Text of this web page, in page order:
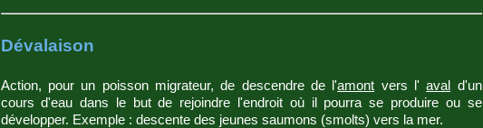
Dévalaison
Action, pour un poisson migrateur, de descendre de l'amont vers l'aval
d'un
cours d'eau dans le but de rejoindre l'endroit où il pourra se produire ou se
développer. Exemple : descente des jeunes saumons (smolts) vers la mer.